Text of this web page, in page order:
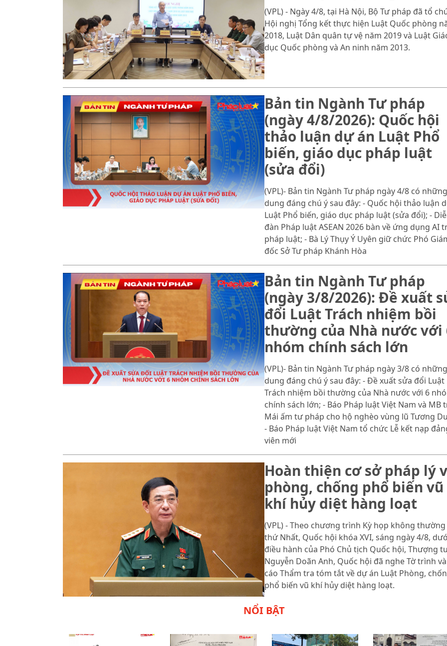
(VPL) - Ngày 4/8, tại Hà Nội, Bộ Tư pháp đã tổ
Hội nghị Tổng kết thực hiện Luật Quốc phòng
2018, Luật Dân quân tự vệ năm 2019 và Luật
dục Quốc phòng và An ninh năm 2013.
Bản tin Ngành Tư pháp
(ngày 4/8/2026): Quốc hội
thảo luận dự án Luật Phổ
biến, giáo dục pháp luật
(sửa đổi)
(VPL)- Bản tin Ngành Tư pháp ngày 4/8 có
dung đáng chú ý sau đây: - Quốc hội thảo luận
Luật Phổ biến, giáo dục pháp luật (sửa đổi); -
đàn Pháp luật ASEAN 2026 bàn về ứng dụng AI
pháp luật; - Bà Lý Thụy Ý Uyên giữ chức Phó
đốc Sở Tư pháp Khánh Hòa
Bản tin Ngành Tư pháp
(ngày 3/8/2026): Đề xuất
đổi Luật Trách nhiệm bồi
thường của Nhà nước với
nhóm chính sách lớn
(VPL)- Bản tin Ngành Tư pháp ngày 3/8 có
dung đáng chú ý sau đây: - Đề xuất sửa đổi Luật
Trách nhiệm bồi thường của Nhà nước với 6
chính sách lớn; - Báo Pháp luật Việt Nam và MB
Mái ấm tư pháp cho hộ nghèo vùng lũ Tương
- Báo Pháp luật Việt Nam tổ chức Lễ kết nạp
viên mới
Hoàn thiện cơ sở pháp lý
phòng, chống phổ biến vũ
khí hủy diệt hàng loạt
(VPL) - Theo chương trình Kỳ họp không thường
thứ Nhất, Quốc hội khóa XVI, sáng ngày 4/8,
điều hành của Phó Chủ tịch Quốc hội, Thượng
Nguyễn Doãn Anh, Quốc hội đã nghe Tờ trình
cáo Thẩm tra tóm tắt về dự án Luật Phòng,
phổ biến vũ khí hủy diệt hàng loạt.
NỔI BẬT